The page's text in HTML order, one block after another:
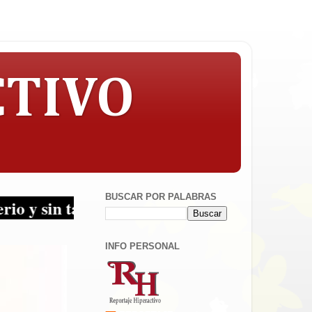
¡Periodismo en sus multiplataformas!
BUSCAR POR PALABRAS
INFO PERSONAL